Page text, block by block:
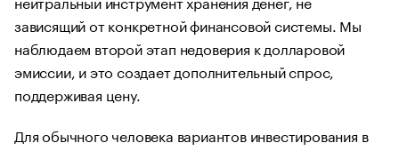
зависящий от конкретной финансовой системы. Мы
наблюдаем второй этап недоверия к долларовой
эмиссии, и это создает дополнительный спрос,
поддерживая цену.
Для обычного человека вариантов инвестирования в